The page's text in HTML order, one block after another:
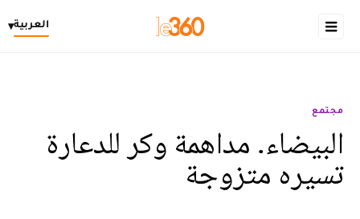
العربية▾
مجتمع
البيضاء. مداهمة وكر للدعارة
تسيره متزوجة